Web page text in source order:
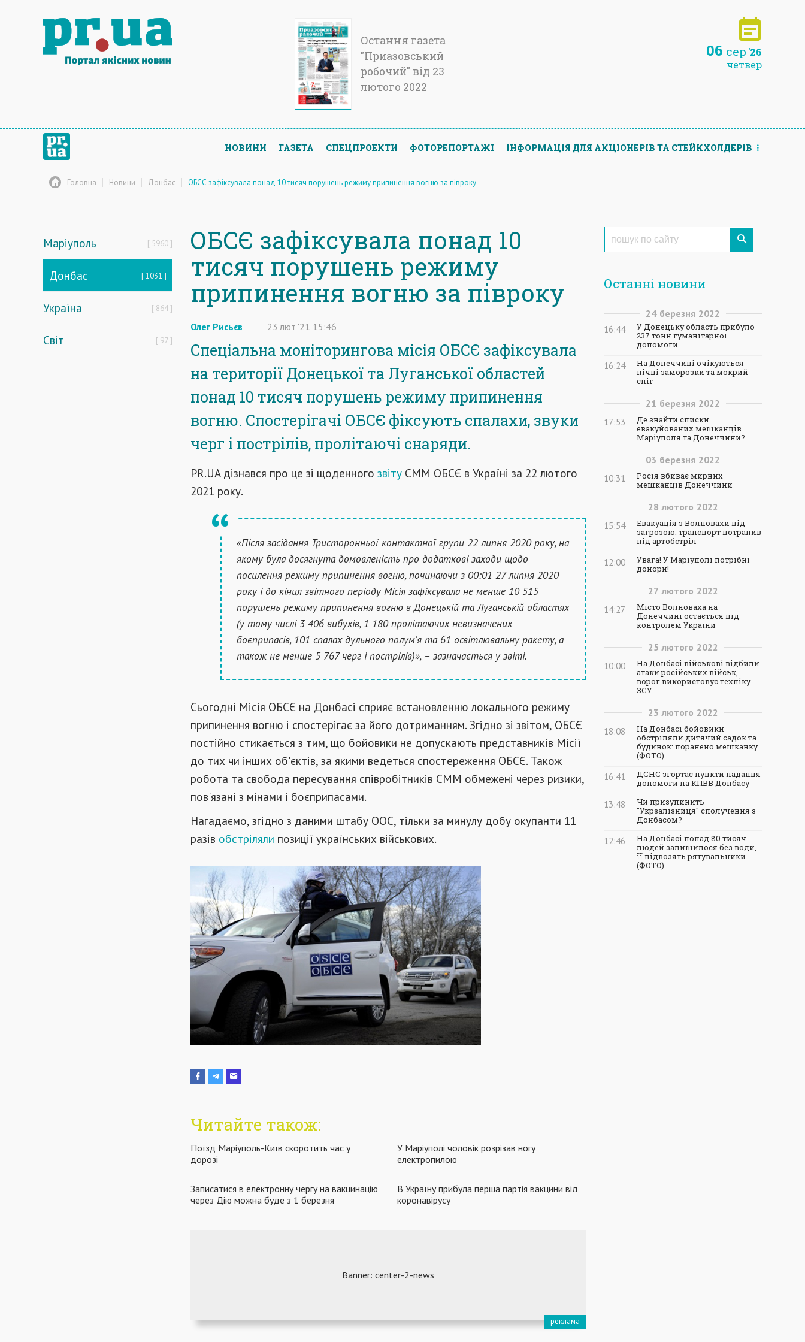
Остання газета
"Приазовський
робочий" від 23
лютого 2022
06 сер '26
четвер
НОВИНИ ГАЗЕТА СПЕЦПРОЕКТИ ФОТОРЕПОРТАЖІ ІНФОРМАЦIЯ ДЛЯ АКЦIОНЕРIВ ТА СТЕЙКХОЛДЕРIВ
Головна Новини Донбас ОБСЄ зафіксувала понад 10 тисяч порушень режиму припинення вогню за півроку
Маріуполь 5960
Донбас 1031
Україна 864
Світ 97
ОБСЄ зафіксувала понад 10
тисяч порушень режиму
припинення вогню за півроку
Олег Рисьєв 23 лют '21 15:46
Спеціальна моніторингова місія ОБСЄ зафіксувала
на території Донецької та Луганської областей
понад 10 тисяч порушень режиму припинення
вогню. Спостерігачі ОБСЄ фіксують спалахи, звуки
черг і пострілів, пролітаючі снаряди.
PR.UA дізнався про це зі щоденного звіту СММ ОБСЄ в Україні за 22 лютого
2021 року.
«Після засідання Тристоронньої контактної групи 22 липня 2020 року, на
якому була досягнута домовленість про додаткові заходи щодо
посилення режиму припинення вогню, починаючи з 00:01 27 липня 2020
року і до кінця звітного періоду Місія зафіксувала не менше 10 515
порушень режиму припинення вогню в Донецькій та Луганській областях
(у тому числі 3 406 вибухів, 1 180 пролітаючих невизначених
боєприпасів, 101 спалах дульного полум'я та 61 освітлювальну ракету, а
також не менше 5 767 черг і пострілів)», – зазначається у звіті.
Сьогодні Місія ОБСЄ на Донбасі сприяє встановленню локального режиму
припинення вогню і спостерігає за його дотриманням. Згідно зі звітом, ОБСЄ
постійно стикається з тим, що бойовики не допускають представників Місії
до тих чи інших об'єктів, за якими ведеться спостереження ОБСЄ. Також
робота та свобода пересування співробітників СММ обмежені через ризики,
пов'язані з мінами і боєприпасами.
Нагадаємо, згідно з даними штабу ООС, тільки за минулу добу окупанти 11
разів обстріляли позиції українських військових.
Читайте також:
Поїзд Маріуполь-Київ скоротить час у
дорозі
У Маріуполі чоловік розрізав ногу
електропилою
Записатися в електронну чергу на вакцинацію
через Дію можна буде з 1 березня
В Україну прибула перша партія вакцини від
коронавірусу
Останні новини
24 березня 2022
16:44
У Донецьку область прибуло
237 тонн гуманітарної
допомоги
16:24
На Донеччині очікуються
нічні заморозки та мокрий
сніг
21 березня 2022
17:53
Де знайти списки
евакуйованих мешканців
Маріуполя та Донеччини?
03 березня 2022
10:31
Росія вбиває мирних
мешканців Донеччини
28 лютого 2022
15:54
Евакуація з Волновахи під
загрозою: транспорт потрапив
під артобстріл
12:00
Увага! У Маріуполі потрібні
донори!
27 лютого 2022
14:27
Місто Волноваха на
Донеччині остається під
контролем України
25 лютого 2022
10:00
На Донбасі військові відбили
атаки російських військ,
ворог використовує техніку
ЗСУ
23 лютого 2022
18:08
На Донбасі бойовики
обстріляли дитячий садок та
будинок: поранено мешканку
(ФОТО)
16:41
ДСНС згортає пункти надання
допомоги на КПВВ Донбасу
13:48
Чи призупинить
"Укрзалізниця" сполучення з
Донбасом?
12:46
На Донбасі понад 80 тисяч
людей залишилося без води,
її підвозять рятувальники
(ФОТО)